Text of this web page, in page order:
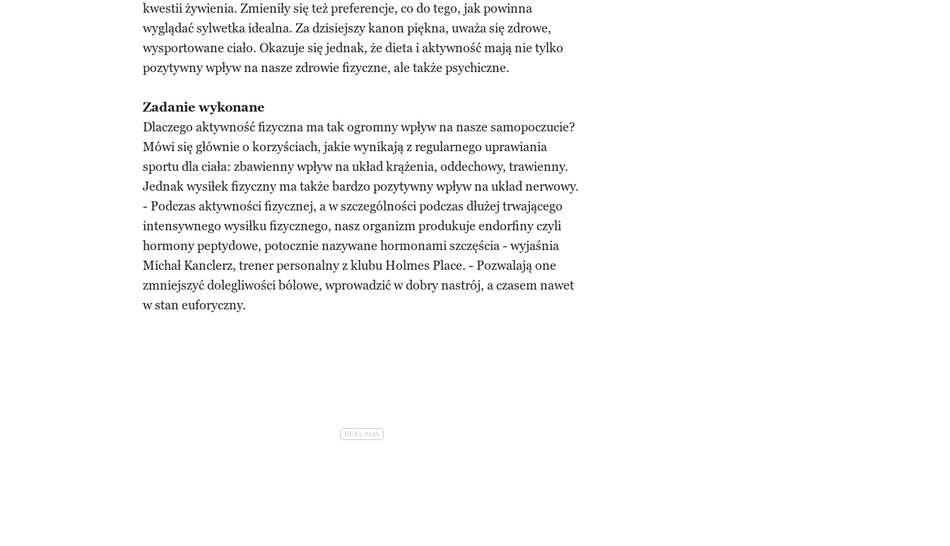
kwestii żywienia. Zmieniły się też preferencje, co do tego, jak powinna
wyglądać sylwetka idealna. Za dzisiejszy kanon piękna, uważa się zdrowe,
wysportowane ciało. Okazuje się jednak, że dieta i aktywność mają nie tylko
pozytywny wpływ na nasze zdrowie fizyczne, ale także psychiczne.
Zadanie wykonane
Dlaczego aktywność fizyczna ma tak ogromny wpływ na nasze samopoczucie?
Mówi się głównie o korzyściach, jakie wynikają z regularnego uprawiania
sportu dla ciała: zbawienny wpływ na układ krążenia, oddechowy, trawienny.
Jednak wysiłek fizyczny ma także bardzo pozytywny wpływ na układ nerwowy.
- Podczas aktywności fizycznej, a w szczególności podczas dłużej trwającego
intensywnego wysiłku fizycznego, nasz organizm produkuje endorfiny czyli
hormony peptydowe, potocznie nazywane hormonami szczęścia - wyjaśnia
Michał Kanclerz, trener personalny z klubu Holmes Place. - Pozwalają one
zmniejszyć dolegliwości bólowe, wprowadzić w dobry nastrój, a czasem nawet
w stan euforyczny.